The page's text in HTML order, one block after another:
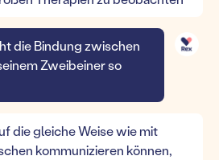
die Bindung zwischen
Zweibeiner so
die gleiche Weise wie mit
kommunizieren können,